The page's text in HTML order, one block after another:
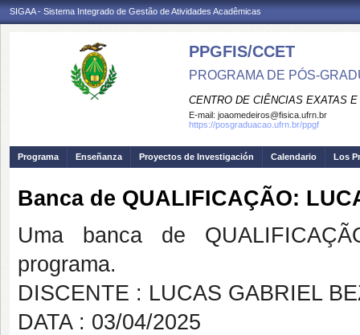
SIGAA - Sistema Integrado de Gestão de Atividades Acadêmicas
PPGFIS/CCET
PROGRAMA DE PÓS-
CENTRO DE CIÊNCIAS EXATAS
E-mail: joaomedeiros@fisica.ufrn.br
https://posgraduacao.ufrn.br/ppgf
Programa Enseñanza Proyectos de Investigación Calendario Los
Banca de QUALIFICAÇÃO:
Uma banca de
programa.
DISCENTE : LUCAS GABRIEL
DATA : 03/04/2025